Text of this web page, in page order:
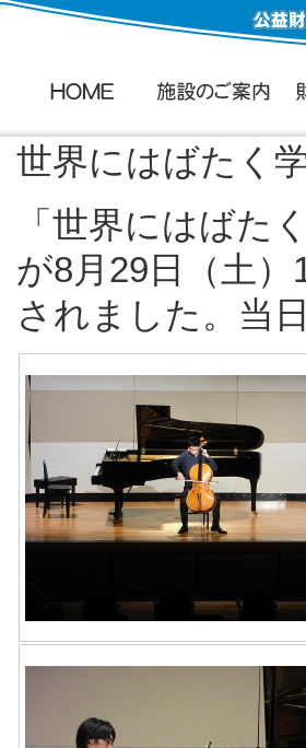
世界にはばたく
「世界にはばた
が8月29日（土
されました。当